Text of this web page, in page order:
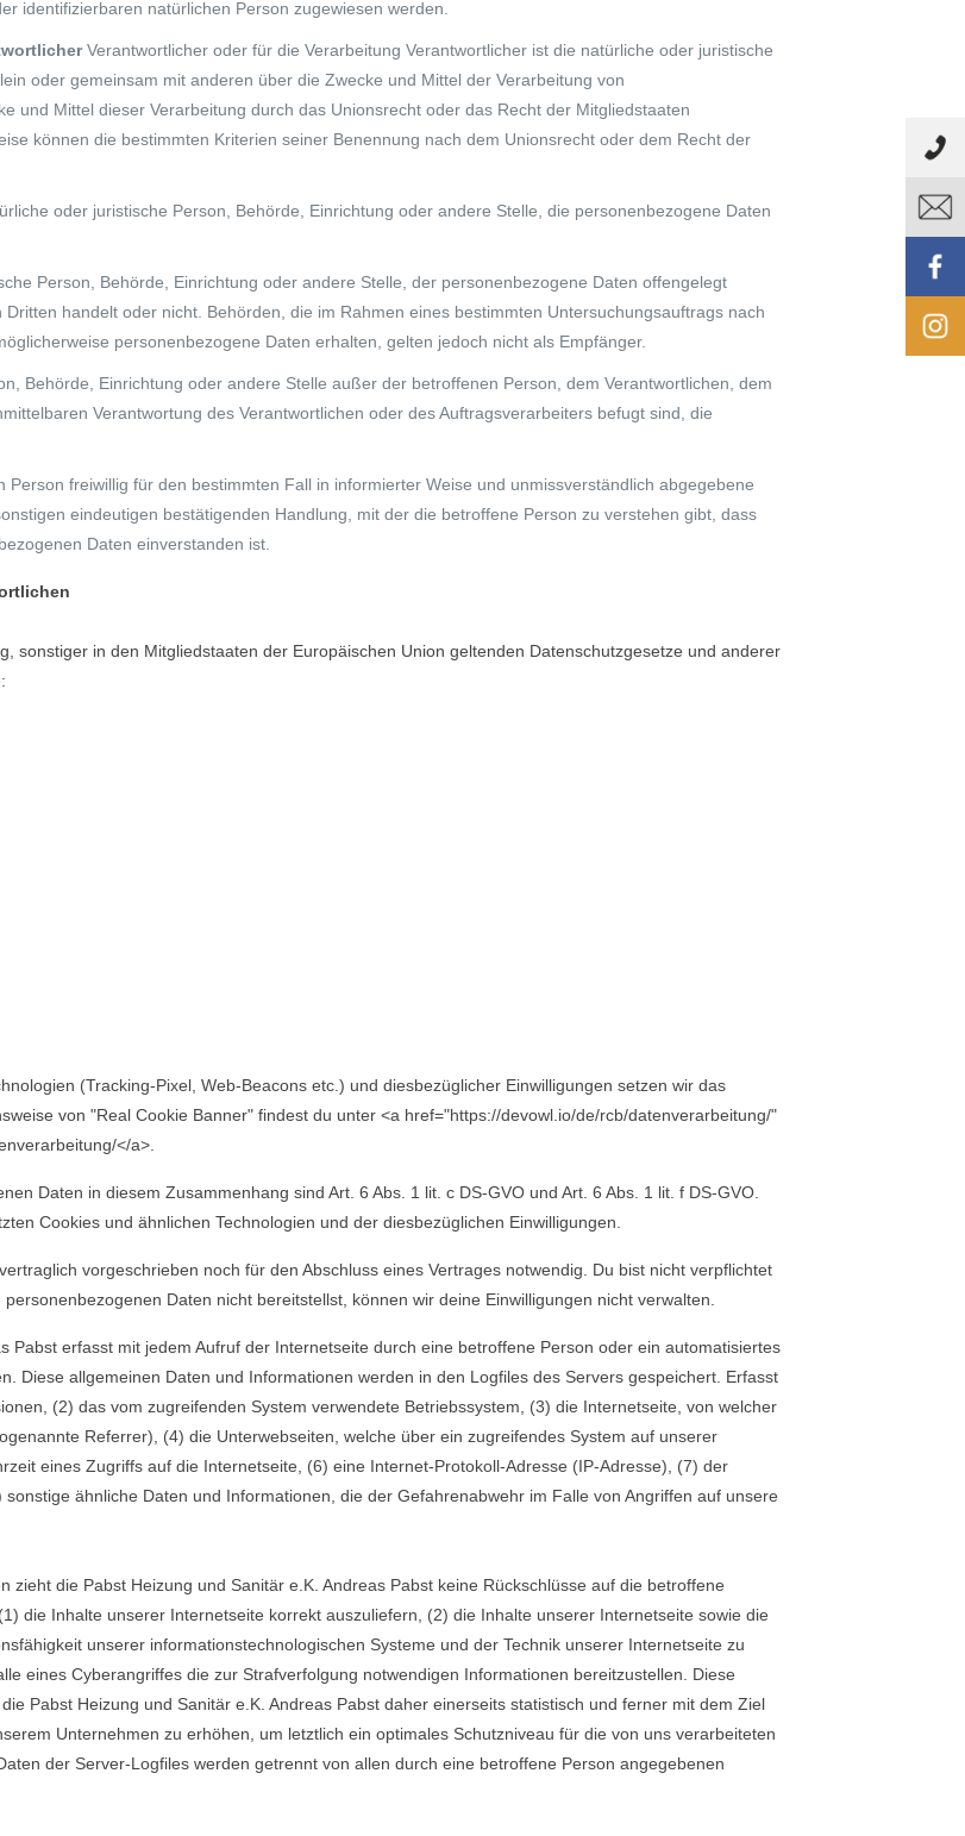
identifizierbaren natürlichen Person zugewiesen werden.
Verantwortlicher oder für die Verarbeitung Verantwortlicher ist die natürliche oder juristische
oder gemeinsam mit anderen über die Zwecke und Mittel der Verarbeitung von
und Mittel dieser Verarbeitung durch das Unionsrecht oder das Recht der Mitgliedstaaten
können die bestimmten Kriterien seiner Benennung nach dem Unionsrecht oder dem Recht der
oder juristische Person, Behörde, Einrichtung oder andere Stelle, die personenbezogene Daten
Person, Behörde, Einrichtung oder andere Stelle, der personenbezogene Daten offengelegt
handelt oder nicht. Behörden, die im Rahmen eines bestimmten Untersuchungsauftrags nach
personenbezogene Daten erhalten, gelten jedoch nicht als Empfänger.
Behörde, Einrichtung oder andere Stelle außer der betroffenen Person, dem Verantwortlichen, dem
Verantwortung des Verantwortlichen oder des Auftragsverarbeiters befugt sind, die
Person freiwillig für den bestimmten Fall in informierter Weise und unmissverständlich abgegebene
eindeutigen bestätigenden Handlung, mit der die betroffene Person zu verstehen gibt, dass
Daten einverstanden ist.
sonstiger in den Mitgliedstaaten der Europäischen Union geltenden Datenschutzgesetze und anderer
(Tracking-Pixel, Web-Beacons etc.) und diesbezüglicher Einwilligungen setzen wir das
von "Real Cookie Banner" findest du unter <a href="https://devowl.io/de/rcb/datenverarbeitung/"
</a>.
Daten in diesem Zusammenhang sind Art. 6 Abs. 1 lit. c DS-GVO und Art. 6 Abs. 1 lit. f DS-GVO.
Cookies und ähnlichen Technologien und der diesbezüglichen Einwilligungen.
vorgeschrieben noch für den Abschluss eines Vertrages notwendig. Du bist nicht verpflichtet
Daten nicht bereitstellst, können wir deine Einwilligungen nicht verwalten.
Pabst erfasst mit jedem Aufruf der Internetseite durch eine betroffene Person oder ein automatisiertes
Diese allgemeinen Daten und Informationen werden in den Logfiles des Servers gespeichert. Erfasst
(2) das vom zugreifenden System verwendete Betriebssystem, (3) die Internetseite, von welcher
Referrer), (4) die Unterwebseiten, welche über ein zugreifendes System auf unserer
eines Zugriffs auf die Internetseite, (6) eine Internet-Protokoll-Adresse (IP-Adresse), (7) der
ähnliche Daten und Informationen, die der Gefahrenabwehr im Falle von Angriffen auf unsere
die Pabst Heizung und Sanitär e.K. Andreas Pabst keine Rückschlüsse auf die betroffene
die Inhalte unserer Internetseite korrekt auszuliefern, (2) die Inhalte unserer Internetseite sowie die
unserer informationstechnologischen Systeme und der Technik unserer Internetseite zu
eines Cyberangriffes die zur Strafverfolgung notwendigen Informationen bereitzustellen. Diese
Pabst Heizung und Sanitär e.K. Andreas Pabst daher einerseits statistisch und ferner mit dem Ziel
Unternehmen zu erhöhen, um letztlich ein optimales Schutzniveau für die von uns verarbeiteten
der Server-Logfiles werden getrennt von allen durch eine betroffene Person angegebenen